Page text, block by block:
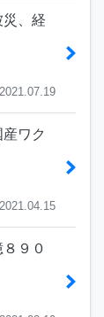
災、経
2021.07.19
ワク
2021.04.15
９０